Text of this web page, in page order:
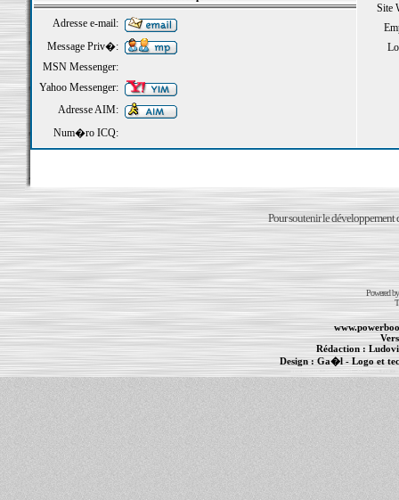
Site
Adresse e-mail:
Message Priv�:
MSN Messenger:
Yahoo Messenger:
Adresse AIM:
Num�ro ICQ:
Pour soutenir le développement
Powered
Rédaction :
Design :Ga�l - Logo et
PowerBook- MacBook Pro